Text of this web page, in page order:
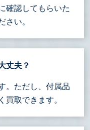
確認してもらいた
さい。
丈夫？
。ただし、付属品
買取できます。